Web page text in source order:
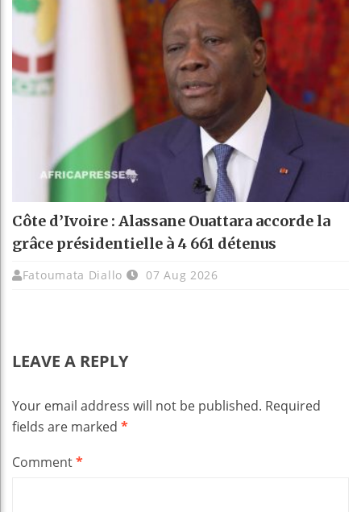
Côte d’Ivoire : Alassane Ouattara accorde la
grâce présidentielle à 4 661 détenus
Fatoumata Diallo 07 Aug 2026
LEAVE A REPLY
Your email address will not be published. Required
fields are marked *
Comment*